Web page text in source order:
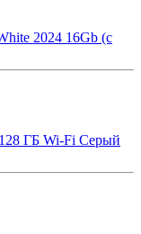
2024 16Gb (с
ГБ Wi-Fi Cерый